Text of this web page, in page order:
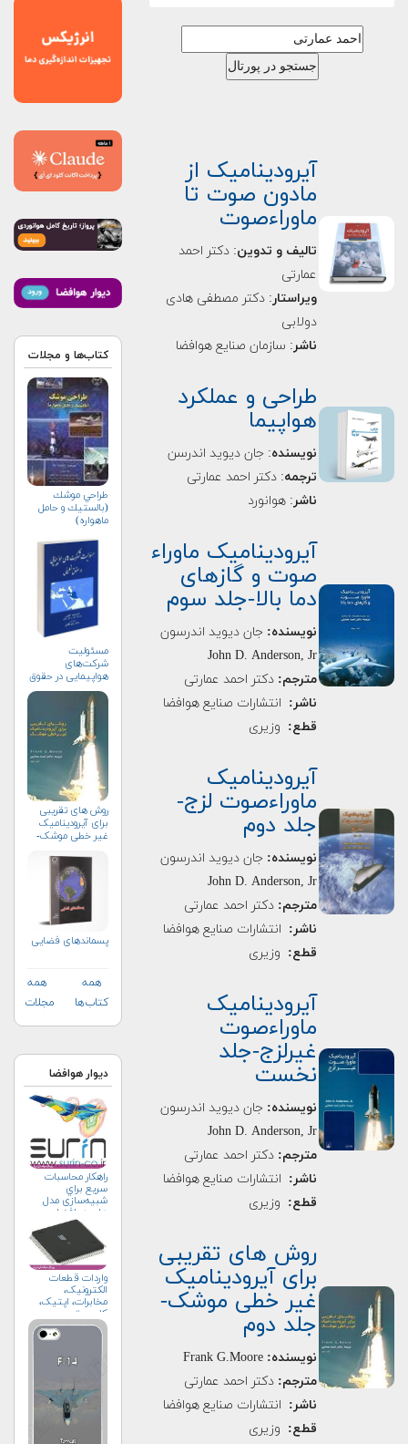
آیرودینامیک از
مادون صوت تا
ماوراءصوت
تالیف و تدوین: دکتر احمد
عمارتی
ویراستار: دکتر مصطفی هادی
دولابی
ناشر: سازمان صنایع هوافضا
طراحی و عملکرد
هواپیما
نویسنده: جان ديويد اندرسن
ترجمه: دکتر احمد عمارتی
ناشر: هوانورد
آیرودینامیک ماوراء
صوت و گازهای
دما بالا-جلد سوم
نویسنده: جان دیوید اندرسون
John D. Anderson, Jr
مترجم: دكتر احمد عمارتی
ناشر:
قطع: وزیری
آیرودینامیک
ماوراءصوت لزج-
جلد دوم
نویسنده: جان دیوید اندرسون
John D. Anderson, Jr
مترجم: دكتر احمد عمارتی
ناشر:
قطع: وزیری
آیرودینامیک
ماوراءصوت
غیرلزج-جلد
نخست
نویسنده: جان دیوید اندرسون
John D. Anderson, Jr
مترجم: دكتر احمد عمارتی
ناشر:
قطع: وزیری
روش های تقریبی
برای آیرودینامیک
غیر خطی موشک-
جلد دوم
نویسنده: Frank G.Moore
مترجم: دكتر احمد عمارتی
ناشر:
قطع: وزیری
کتاب‌ها و مجلات
طراحي موشك
(بالستيك و حامل
ماهواره)
مسئولیت
شرکت‌های
هواپیمایی در حقوق
تطبیقی (+خرید)
روش های تقریبی
برای آیرودینامیک
غیر خطی موشک-
پسماندهای فضایی
همه
کتاب‌ها
همه
مجلات
دیوار هوافضا
راهکار محاسبات
سريع براي
شبیه‌سازی مدل
های هوافضا
واردات قطعات
الکترونیک،
مخابرات، اپتیک،
کامپیوتر